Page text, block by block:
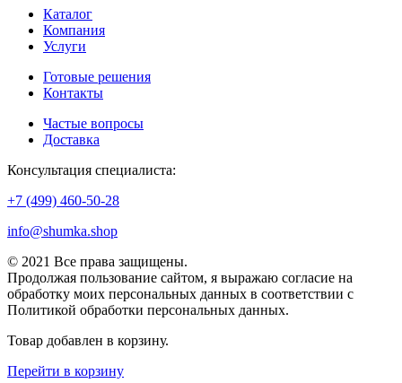
Каталог
Компания
Услуги
Готовые решения
Контакты
Частые вопросы
Доставка
Консультация специалиста:
+7 (499) 460-50-28
info@shumka.shop
© 2021 Все права защищены.
Продолжая пользование сайтом, я выражаю согласие на
обработку моих персональных данных в соответствии с
Политикой обработки персональных данных.
Товар добавлен в корзину.
Перейти в корзину